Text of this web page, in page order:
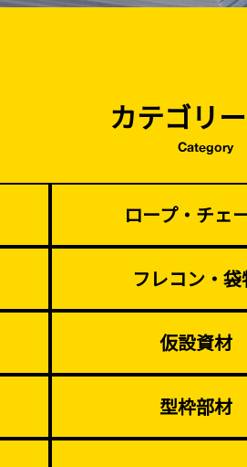
・復旧貢献
カテゴリ
Category
ロープ・チェ
フレコン・袋
仮設資材
型枠部材